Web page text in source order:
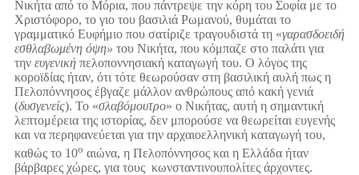
Νικήτα από το Μόρια, που πάντρεψε την κόρη του Σοφία με το
Χριστόφορο, το γιο του βασιλιά Ρωμανού, θυμάται το
γραμματικό Ευφήμιο που σατίριζε τραγουδιστά τη «γαρασδοειδή
εσθλαβωμένη όψη» του Νικήτα, που κόμπαζε στο παλάτι για
την ευγενικήπελοποννησιακή καταγωγή του. Ο λόγος της
κοροϊδίας ήταν, ότι τότε θεωρούσαν στη βασιλική αυλή πως η
Πελοπόννησος έβγαζε μάλλον ανθρώπους από κακή γενιά
(δυσγενείς). Το «σλαβόμουτρο» ο Νικήτας, αυτή η σημαντική
λεπτομέρεια της ιστορίας, δεν μπορούσε να θεωρείται ευγενής
και να περηφανεύεται για την αρχαιοελληνική καταγωγή του,
καθώς το 10ο αιώνα, η Πελοπόννησος και η Ελλάδα ήταν
βάρβαρες χώρες, για τους κωνσταντινουπολίτες άρχοντες.